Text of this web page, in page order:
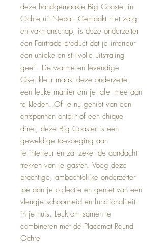
deze handgemaakte Big Coaster in
Ochre uit Nepal. Gemaakt met zorg
en vakmanschap, is deze onderzetter
een Fairtrade product dat je interieur
een unieke en stijlvolle uitstraling
geeft. De warme en levendige
Oker kleur maakt deze onderzetter
een leuke manier om je tafel mee aan
te kleden. Of je nu geniet van een
ontspannen ontbijt of een chique
diner, deze Big Coaster is een
geweldige toevoeging aan
je interieur en zal zeker de aandacht
trekken van je gasten. Voeg deze
prachtige, ambachtelijke onderzetter
toe aan je collectie en geniet van een
vleugje schoonheid en functionaliteit
in je huis. Leuk om samen te
combineren met de Placemat Round
Ochre